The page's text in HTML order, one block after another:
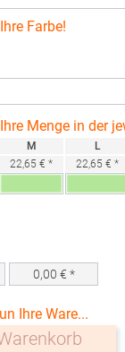
Farbe!
Menge in der
M
22,65 € *
L
22,65 € *
0,00 € *
Ihre Ware...